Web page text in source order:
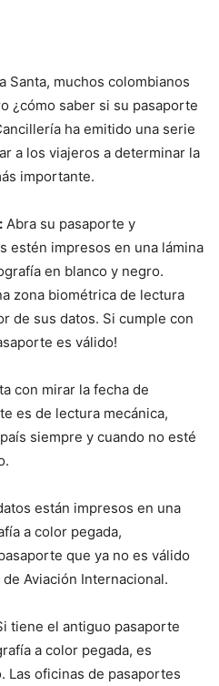
Santa, muchos colombianos
¿cómo saber si su pasaporte
ha emitido una serie
a los viajeros a determinar la
importante.
Abra su pasaporte y
estén impresos en una lámina
en blanco y negro.
zona biométrica de lectura
de sus datos. Si cumple con
es válido!
con mirar la fecha de
es de lectura mecánica,
siempre y cuando no esté
están impresos en una
a color pegada,
que ya no es válido
Aviación Internacional.
tiene el antiguo pasaporte
a color pegada, es
Las oficinas de pasaportes